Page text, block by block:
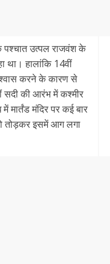
पश्चात उत्पल राजवंश के
था। हालांकि 14वीं
करने के कारण से
सदी की आरंभ में कश्मीर
मंदिर पर कई बार
तोड़कर इसमें आग लगा